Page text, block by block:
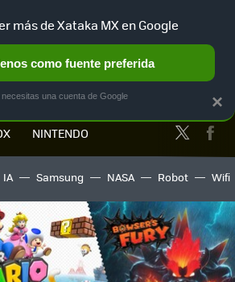
NINTENDO Twitter
IA Samsung NASA Robot Wifi
×
más de Xataka MX en Google
como fuente preferida
necesitas una cuenta de Google